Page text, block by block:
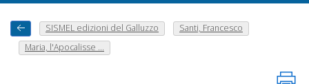
SISMEL edizioni del Galluzzo
Santi, Francesco
Maria, l'Apocalisse ...